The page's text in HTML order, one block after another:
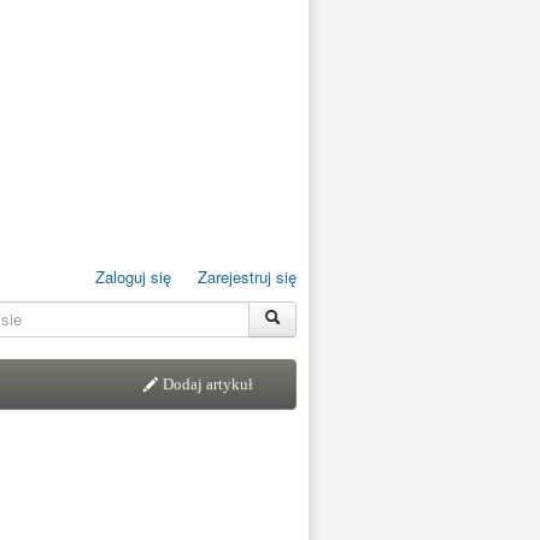
Zaloguj się Zarejestruj się
Dodaj artykuł